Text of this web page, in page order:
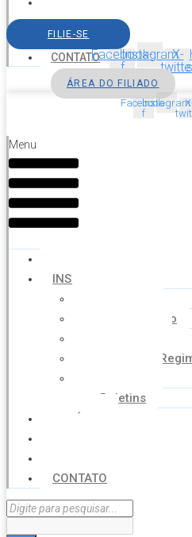
SERVIÇOS
AGENDA
CONTATO
FILIE-SE
Facebook-
f
InstagramX-
ÁREA DO FILIADO
Facebook-
f
Instagram
Menu
INSTITUCIONAL
Coordenação
Estatuto e
Boletins
NOTÍCIAS
CONTATO